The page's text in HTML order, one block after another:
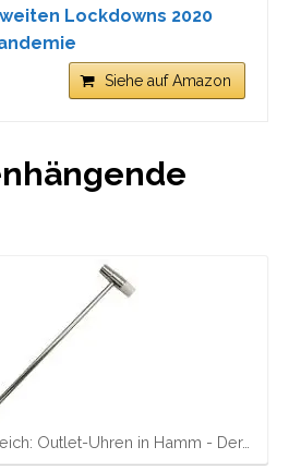
Lockdowns 2020
Siehe auf Amazon
Outlet-Uhren in Hamm - Der…